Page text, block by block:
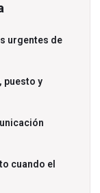
urgentes de
puesto y
cuando el